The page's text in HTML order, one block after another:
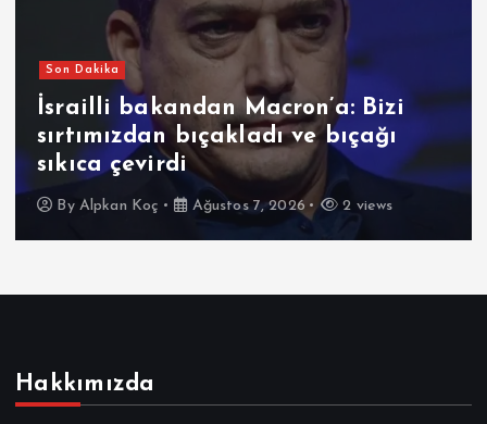
Son Dakika
İsrailli bakandan Macron’a: Bizi
sırtımızdan bıçakladı ve bıçağı
sıkıca çevirdi
By Alpkan Koç Ağustos 7, 2026 2 views
Hakkımızda